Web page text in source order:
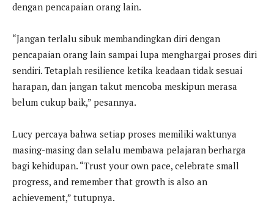
dengan pencapaian orang lain.
“Jangan terlalu sibuk membandingkan diri dengan
pencapaian orang lain sampai lupa menghargai proses diri
sendiri. Tetaplah resilience ketika keadaan tidak sesuai
harapan, dan jangan takut mencoba meskipun merasa
belum cukup baik,” pesannya.
Lucy percaya bahwa setiap proses memiliki waktunya
masing-masing dan selalu membawa pelajaran berharga
bagi kehidupan. “Trust your own pace, celebrate small
progress, and remember that growth is also an
achievement,” tutupnya.